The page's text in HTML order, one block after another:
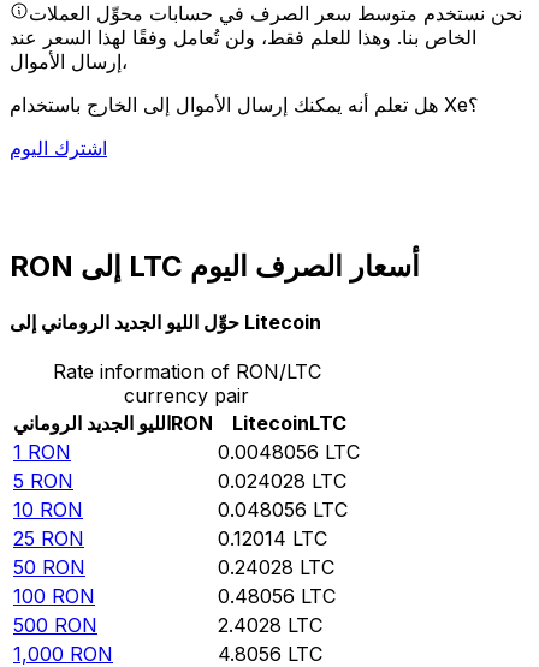
نحن نستخدم متوسط سعر الصرف في حسابات محوِّل العملات
الخاص بنا. وهذا للعلم فقط، ولن تُعامل وفقًا لهذا السعر عند
إرسال الأموال،
هل تعلم أنه يمكنك إرسال الأموال إلى الخارج باستخدام Xe؟
اشترك اليوم
RON إلى LTC أسعار الصرف اليوم
حوِّل الليو الجديد الروماني إلى Litecoin
Rate information of RON/LTC
currency pair
الليو الجديد الرومانيRON LitecoinLTC
1 RON 0.0048056 LTC
5 RON 0.024028 LTC
10 RON 0.048056 LTC
25 RON 0.12014 LTC
50 RON 0.24028 LTC
100 RON 0.48056 LTC
500 RON 2.4028 LTC
1,000 RON 4.8056 LTC